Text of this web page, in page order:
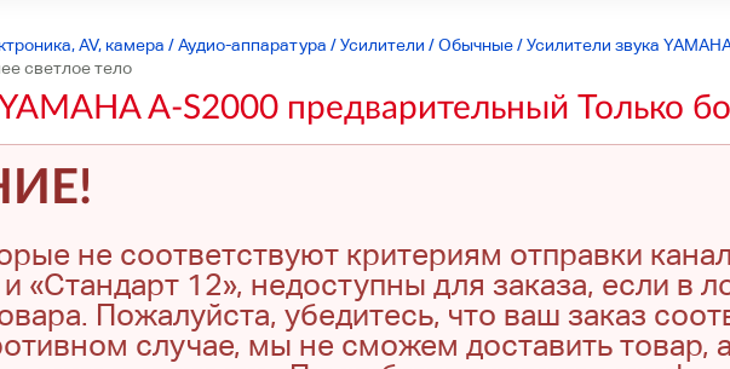
AV, камера /Аудио-аппаратура /Усилители /Обычные/Усилители звука
светлое тело
A-S2000 предварительный Только
не соответствуют критериям отправки
«Стандарт 12», недоступны для заказа, если в
Пожалуйста, убедитесь, что ваш заказ
случае, мы не сможем доставить товар,